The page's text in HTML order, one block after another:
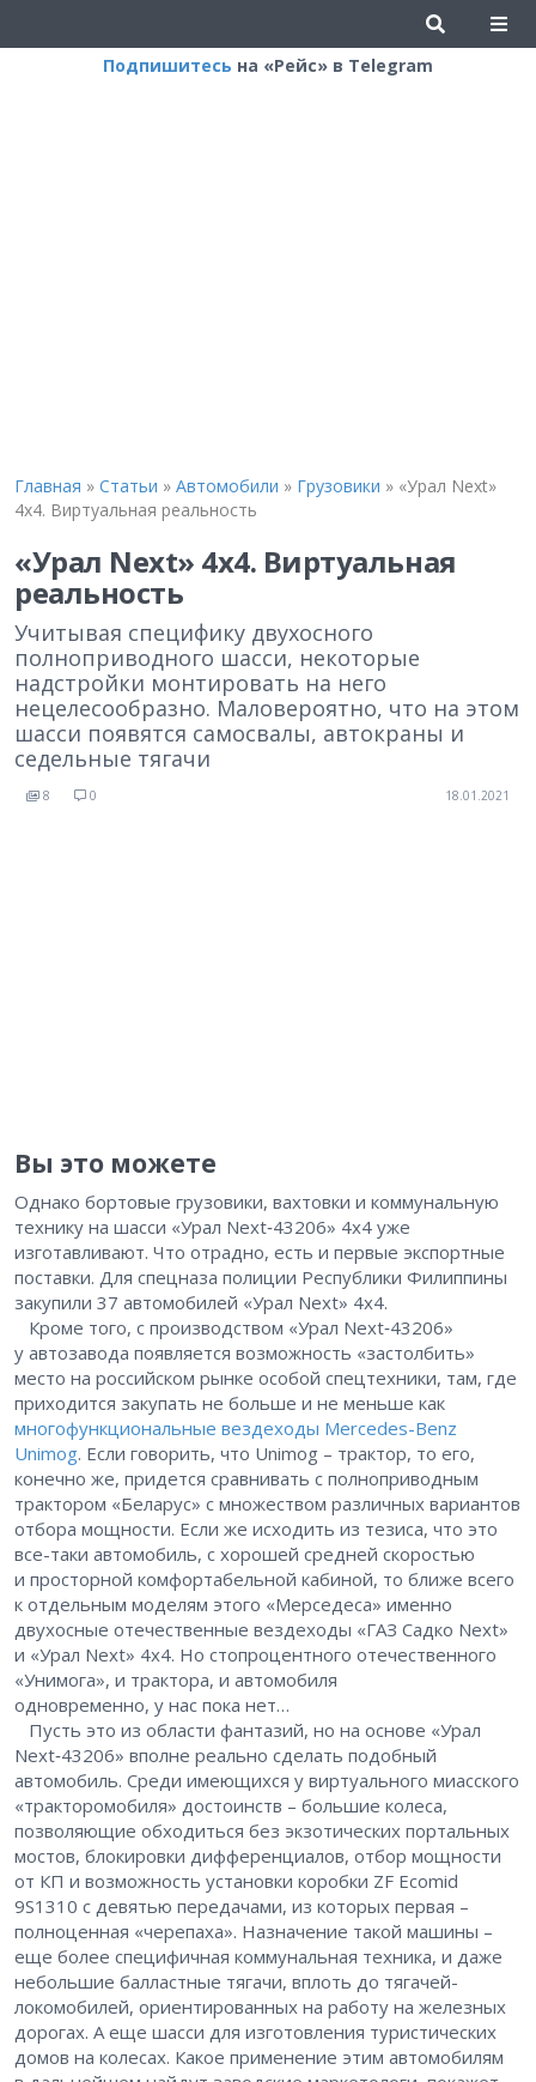
Подпишитесь на «Рейс» в Telegram
Главная » Статьи » Автомобили » Грузовики » «Урал Next»
4х4. Виртуальная реальность
«Урал Next» 4х4. Виртуальная
реальность
Учитывая специфику двухосного
полноприводного шасси, некоторые
надстройки монтировать на него
нецелесообразно. Маловероятно, что на этом
шасси появятся самосвалы, автокраны и
седельные тягачи
8 0 18.01.2021
Вы это можете
Однако бортовые грузовики, вахтовки и коммунальную
технику на шасси «Урал Next‑43206» 4х4 уже
изготавливают. Что отрадно, есть и первые экспортные
поставки. Для спецназа полиции Республики Филиппины
закупили 37 автомобилей «Урал Next» 4х4.
Кроме того, с производством «Урал Next‑43206»
у автозавода появляется возможность «застолбить»
место на российском рынке особой спецтехники, ​там, где
приходится закупать не больше и не меньше как
многофункциональные вездеходы Mercedes-Benz
Unimog. Если говорить, что Unimog – ​трактор, то его,
конечно же, придется сравнивать с полноприводным
трактором «Беларус» с множеством различных вариантов
отбора мощности. Если же исходить из тезиса, что это
все-таки автомобиль, с хорошей средней скоростью
и просторной комфортабельной кабиной, то ближе всего
к отдельным моделям этого «Мерседеса» именно
двухосные отечественные вездеходы «ГАЗ Садко Next»
и «Урал Next» 4х4. Но стопроцентного отечественного
«Унимога», и трактора, и автомобиля
одновременно, у нас пока нет…
Пусть это из области фантазий, но на основе «Урал
Next‑43206» вполне реально сделать подобный
автомобиль. Среди имеющихся у виртуального миасского
«тракторомобиля» достоинств – ​большие колеса,
позволяющие обходиться без экзотических портальных
мостов, блокировки дифференциалов, отбор мощности
от КП и возможность установки коробки ZF Ecomid
9S1310 с девятью передачами, из которых первая – ​
полноценная «черепаха». Назначение такой машины – ​
еще более специфичная коммунальная техника, и даже
небольшие балластные тягачи, вплоть до тягачей-
локомобилей, ориентированных на работу на железных
дорогах. А еще шасси для изготовления туристических
домов на колесах. Какое применение этим автомобилям